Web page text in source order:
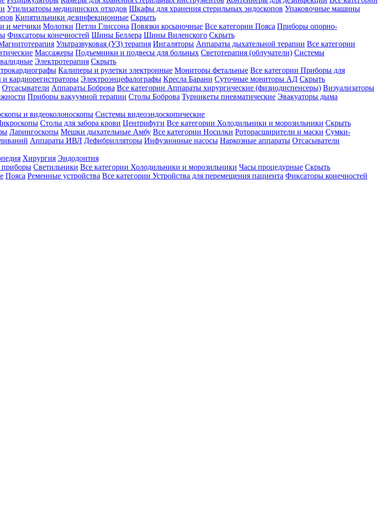
Утилизаторы медицинских отходов Шкафы для хранения стерильных эндоскопов Упаковочные машины
Кипятильники дезинфекционные Скрыть
и метчики Молотки Петли Глиссона Повязки косыночные Все категории Пояса Приборы опорно-
Фиксаторы конечностей Шины Беллера Шины Виленского Скрыть
Ультразвуковая (УЗ) терапия Ингаляторы Аппараты дыхательной терапии Все категории
Массажеры Подъемники и подвесы для больных Светотерапия (облучатели) Системы
Электротерапия Скрыть
Калиперы и рулетки электронные Мониторы фетальные Все категории Приборы для
кардиорегистраторы Электроэнцефалографы Кресла Барани Суточные мониторы АД Скрыть
Отсасыватели Аппараты Боброва Все категории Аппараты хирургические (физиодиспенсеры) Визуализаторы
Приборы вакуумной терапии Столы Боброва Турникеты пневматические Эвакуаторы дыма
и видеоколоноскопы Системы видеоэндоскопические
Столы для забора крови Центрифуги Все категории Холодильники и морозильники Скрыть
Ларингоскопы Мешки дыхательные Амбу Все категории Носилки Роторасширители и маски Сумки-
Аппараты ИВЛ Дефибрилляторы Инфузионные насосы Наркозные аппараты Отсасыватели
Хирургия Эндодонтия
приборы Светильники Все категории Холодильники и морозильники Часы процедурные Скрыть
Пояса Ременные устройства Все категории Устройства для перемещения пациента Фиксаторы конечностей